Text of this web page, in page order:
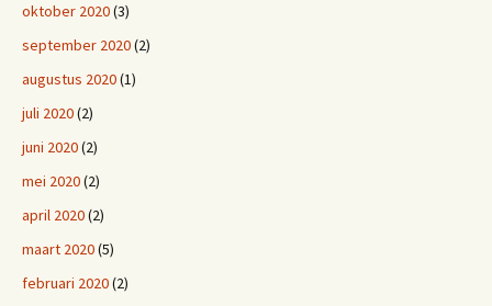
oktober 2020(3)
september 2020(2)
augustus 2020(1)
juli 2020(2)
juni 2020(2)
mei 2020(2)
april 2020(2)
maart 2020(5)
februari 2020(2)